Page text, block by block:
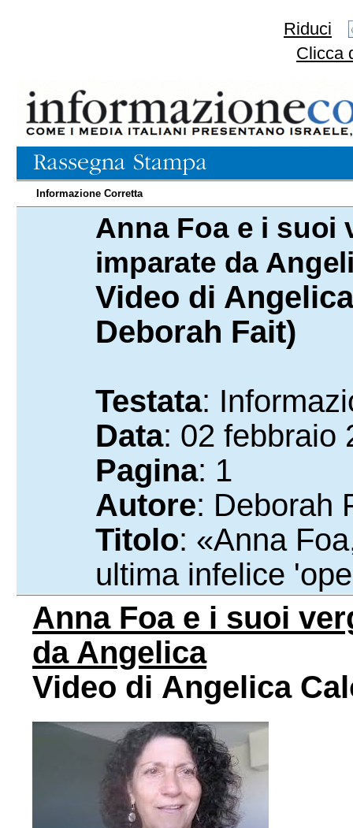
Riduci
Clicca
Informazione Corretta
Anna Foa e i
imparate da
Video di
Deborah Fait)
Testata:
Data: 02 febbraio
Pagina: 1
Autore: Deborah
Titolo: «Anna
ultima infelice
Anna Foa e i suoi
da Angelica
Video di Angelica